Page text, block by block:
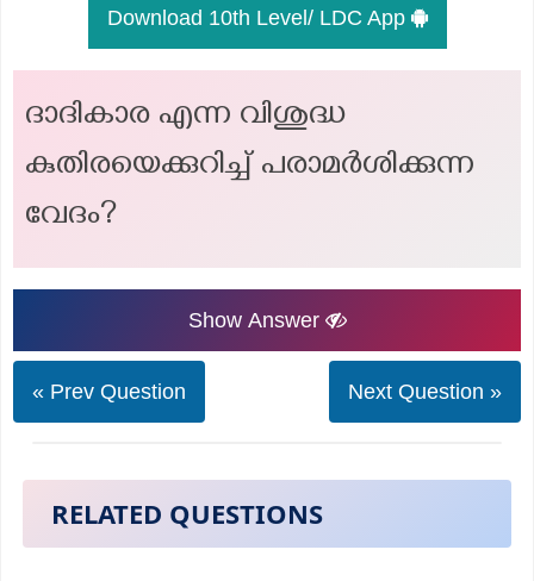
Download 10th Level/ LDC App
ദാദികാര എന്ന വിശുദ്ധ
കുതിരയെക്കുറിച്ച് പരാമർശിക്കുന്ന
വേദം?
Show Answer
« Prev Question Next Question »
RELATED QUESTIONS